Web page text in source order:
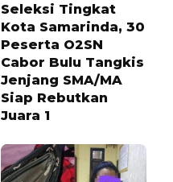
Seleksi Tingkat
Kota Samarinda, 30
Peserta O2SN
Cabor Bulu Tangkis
Jenjang SMA/MA
Siap Rebutkan
Juara 1